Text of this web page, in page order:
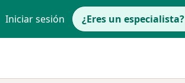
Iniciar sesión ¿Eres un especialista?